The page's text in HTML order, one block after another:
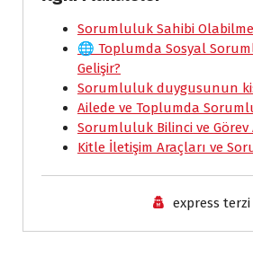
e
b
o
o
k
t
s
A
p
p
i
l
k
e
d
I
n
n
t
F
r
i
Sorumluluk Sahibi
🌐 Toplumda Sosyal
Gelişir?
Sorumluluk duygusunun
Ailede ve Toplumda
Sorumluluk Bilinci ve Görev
Kitle İletişim Araçları ve
express terzi